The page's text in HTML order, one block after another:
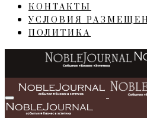
КОНТАКТЫ
УСЛОВИЯ
ПОЛИТИКА